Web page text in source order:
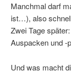
Manchmal darf
ist…), also
Zwei Tage
Auspacken und -
Und was macht